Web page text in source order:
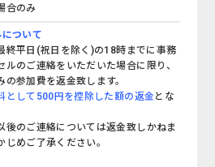
合のみ
ついて
終平日(祝日を除く)の18時までに事務
ルのご連絡をいただいた場合に限り、
の参加費を返金致します。
として500円を控除した額の返金 とな
のご連絡については返金致しかねま
じめご了承ください。